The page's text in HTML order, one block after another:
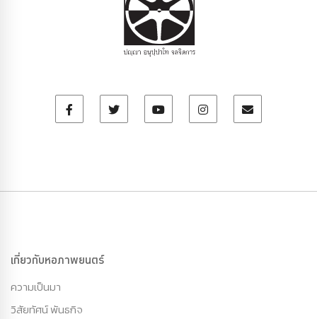
เกี่ยวกับหอภาพยนตร์
ความเป็นมา
วิสัยทัศน์ พันธกิจ